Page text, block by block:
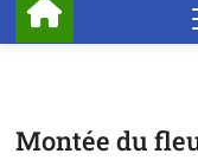
Montée du